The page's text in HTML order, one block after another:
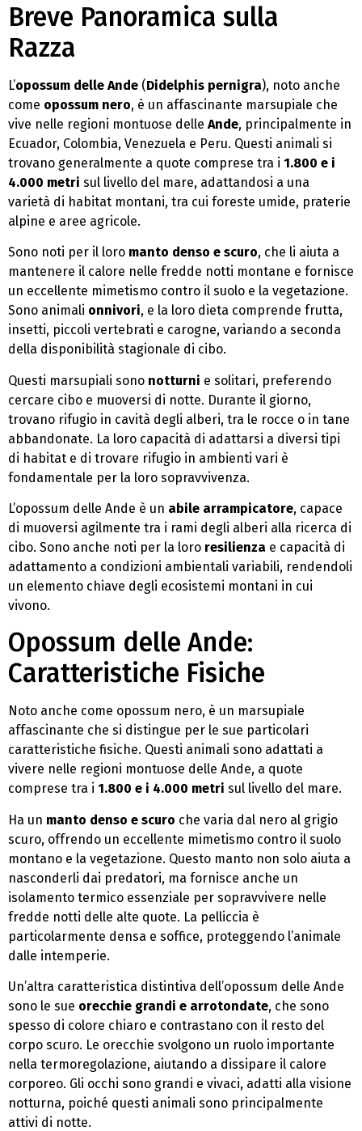
Breve Panoramica sulla
Razza
L’opossum delle Ande (Didelphis pernigra), noto anche
come opossum nero, è un affascinante marsupiale che
vive nelle regioni montuose delle Ande, principalmente in
Ecuador, Colombia, Venezuela e Peru. Questi animali si
trovano generalmente a quote comprese tra i 1.800 e i
4.000 metri sul livello del mare, adattandosi a una
varietà di habitat montani, tra cui foreste umide, praterie
alpine e aree agricole.
Sono noti per il loro manto denso e scuro, che li aiuta a
mantenere il calore nelle fredde notti montane e fornisce
un eccellente mimetismo contro il suolo e la vegetazione.
Sono animali onnivori, e la loro dieta comprende frutta,
insetti, piccoli vertebrati e carogne, variando a seconda
della disponibilità stagionale di cibo.
Questi marsupiali sono notturni e solitari, preferendo
cercare cibo e muoversi di notte. Durante il giorno,
trovano rifugio in cavità degli alberi, tra le rocce o in tane
abbandonate. La loro capacità di adattarsi a diversi tipi
di habitat e di trovare rifugio in ambienti vari è
fondamentale per la loro sopravvivenza.
L’opossum delle Ande è un abile arrampicatore, capace
di muoversi agilmente tra i rami degli alberi alla ricerca di
cibo. Sono anche noti per la loro resilienza e capacità di
adattamento a condizioni ambientali variabili, rendendoli
un elemento chiave degli ecosistemi montani in cui
vivono.
Opossum delle Ande:
Caratteristiche Fisiche
Noto anche come opossum nero, è un marsupiale
affascinante che si distingue per le sue particolari
caratteristiche fisiche. Questi animali sono adattati a
vivere nelle regioni montuose delle Ande, a quote
comprese tra i 1.800 e i 4.000 metri sul livello del mare.
Ha un manto denso e scuro che varia dal nero al grigio
scuro, offrendo un eccellente mimetismo contro il suolo
montano e la vegetazione. Questo manto non solo aiuta a
nasconderli dai predatori, ma fornisce anche un
isolamento termico essenziale per sopravvivere nelle
fredde notti delle alte quote. La pelliccia è
particolarmente densa e soffice, proteggendo l’animale
dalle intemperie.
Un’altra caratteristica distintiva dell’opossum delle Ande
sono le sue orecchie grandi e arrotondate, che sono
spesso di colore chiaro e contrastano con il resto del
corpo scuro. Le orecchie svolgono un ruolo importante
nella termoregolazione, aiutando a dissipare il calore
corporeo. Gli occhi sono grandi e vivaci, adatti alla visione
notturna, poiché questi animali sono principalmente
attivi di notte.